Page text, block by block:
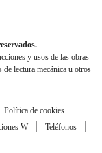
y usos de las obras
de lectura mecánica u otros
Política de cookies
W
Teléfonos